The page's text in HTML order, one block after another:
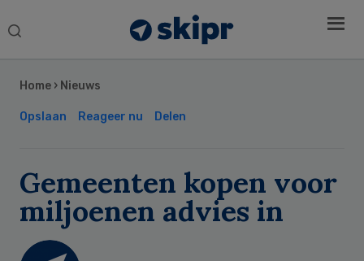
Search
Home › Nieuws
Opslaan Reageer nu Delen
Gemeenten kopen voor
miljoenen advies in
Sidebar